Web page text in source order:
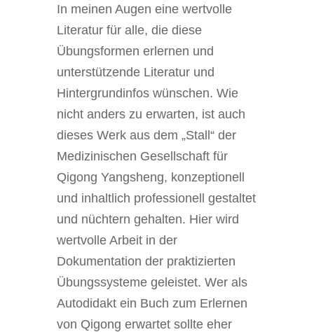
In meinen Augen eine wertvolle
Literatur für alle, die diese
Übungsformen erlernen und
unterstützende Literatur und
Hintergrundinfos wünschen. Wie
nicht anders zu erwarten, ist auch
dieses Werk aus dem „Stall“ der
Medizinischen Gesellschaft für
Qigong Yangsheng, konzeptionell
und inhaltlich professionell gestaltet
und nüchtern gehalten. Hier wird
wertvolle Arbeit in der
Dokumentation der praktizierten
Übungssysteme geleistet. Wer als
Autodidakt ein Buch zum Erlernen
von Qigong erwartet sollte eher